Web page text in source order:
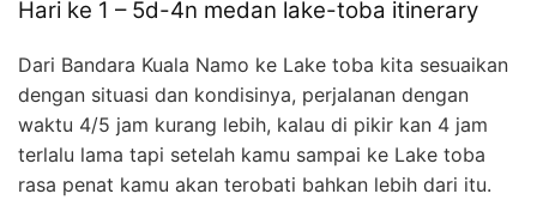
Hari ke 1 – 5d-4n medan lake-toba itinerary
Dari Bandara Kuala Namo ke Lake toba kita sesuaikan
dengan situasi dan kondisinya, perjalanan dengan
waktu 4/5 jam kurang lebih, kalau di pikir kan 4 jam
terlalu lama tapi setelah kamu sampai ke Lake toba
rasa penat kamu akan terobati bahkan lebih dari itu.